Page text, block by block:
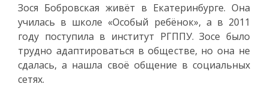
Зося Бобровская живёт в Екатеринбурге. Она
училась в школе «Особый ребёнок», а в 2011
году поступила в институт РГППУ. Зосе было
трудно адаптироваться в обществе, но она не
сдалась, а нашла своё общение в социальных
сетях.